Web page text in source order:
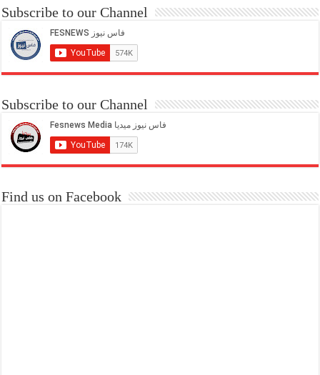
Subscribe to our Channel
Subscribe to our Channel
Find us on Facebook